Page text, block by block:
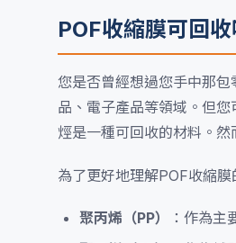
POF收縮膜可回
您是否曾經想過您手中那
品、電子產品等領域。但
烴是一種可回收的材料。
為了更好地理解POF收縮
聚丙烯（PP）
：作為